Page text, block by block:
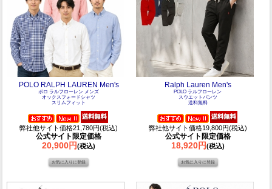
POLO RALPH LAUREN Men's
ポロ ラルフローレン メンズ
オックスフォードシャツ
スリムフィット
弊社他サイト価格21,780円(税込)
公式サイト限定価格
20,900円(税込)
Ralph Lauren Men's
POLO ラルフローレン
スウエットパンツ
送料無料
弊社他サイト価格19,800円(税込)
公式サイト限定価格
18,920円(税込)